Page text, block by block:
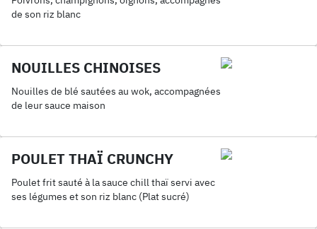
de son riz blanc
NOUILLES CHINOISES
Nouilles de blé sautées au wok, accompagnées
de leur sauce maison
POULET THAÏ CRUNCHY
Poulet frit sauté à la sauce chill thaï servi avec
ses légumes et son riz blanc (Plat sucré)